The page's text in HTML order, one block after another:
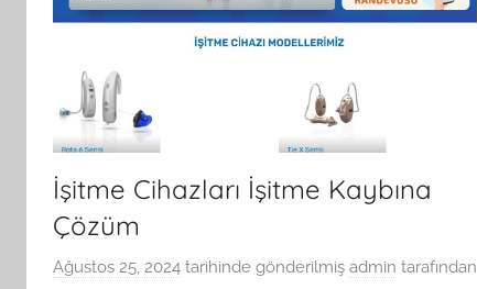
İşitme Cihazları İşitme Kaybına
Çözüm
Ağustos 25, 2024 tarihinde gönderilmiş admin tarafından